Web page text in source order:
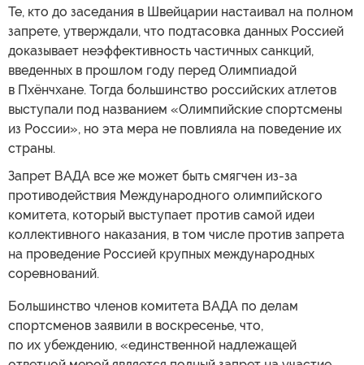
Те, кто до заседания в Швейцарии настаивал на полном
запрете, утверждали, что подтасовка данных Россией
доказывает неэффективность частичных санкций,
введенных в прошлом году перед Олимпиадой
в Пхёнчхане. Тогда большинство российских атлетов
выступали под названием «Олимпийские спортсмены
из России», но эта мера не повлияла на поведение их
страны.
Запрет ВАДА все же может быть смягчен из-за
противодействия Международного олимпийского
комитета, который выступает против самой идеи
коллективного наказания, в том числе против запрета
на проведение Россией крупных международных
соревнований.
Большинство членов комитета ВАДА по делам
спортсменов заявили в воскресенье, что,
по их убеждению, «единственной надлежащей